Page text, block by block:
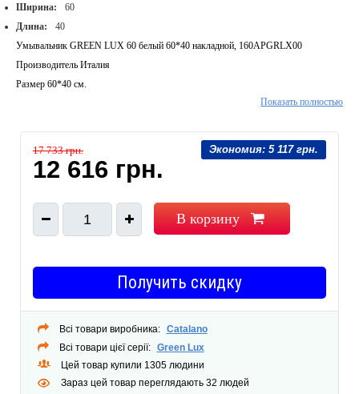
Ширина:
60
Длина:
40
Умывальник GREEN LUX 60 белый 60*40 накладной, 160APGRLX00
Производитель Италия
Размер 60*40 см.
Показать полностью
Экономия: 5 117 грн.
17 733 грн.
12 616 грн.
1 В корзину
Получить скидку
Всі товари виробника: Catalano
Всі товари цієї серії: Green Lux
Цей товар купили 1305 людини
Зараз цей товар переглядають 32 людей